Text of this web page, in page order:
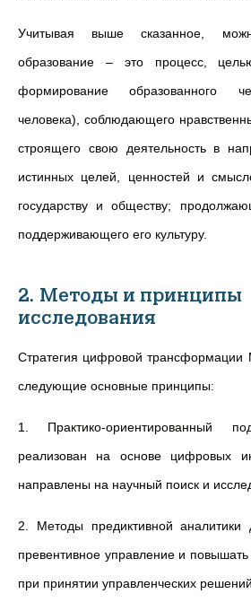
Учитывая выше сказанное,
образование – это процесс,
формирование образованного
человека), соблюдающего
строящего свою деятельность в
истинных целей, ценностей и
государству и обществу;
поддерживающего его культуру.
2. Методы и принципы
исследования
Стратегия цифровой трансформации
следующие основные принципы:
1. Практико-ориентированный
реализован на основе цифровых
направлены на научный поиск и
2. Методы предиктивной аналитики
превентивное управление и повышать
при принятии управленческих решений.